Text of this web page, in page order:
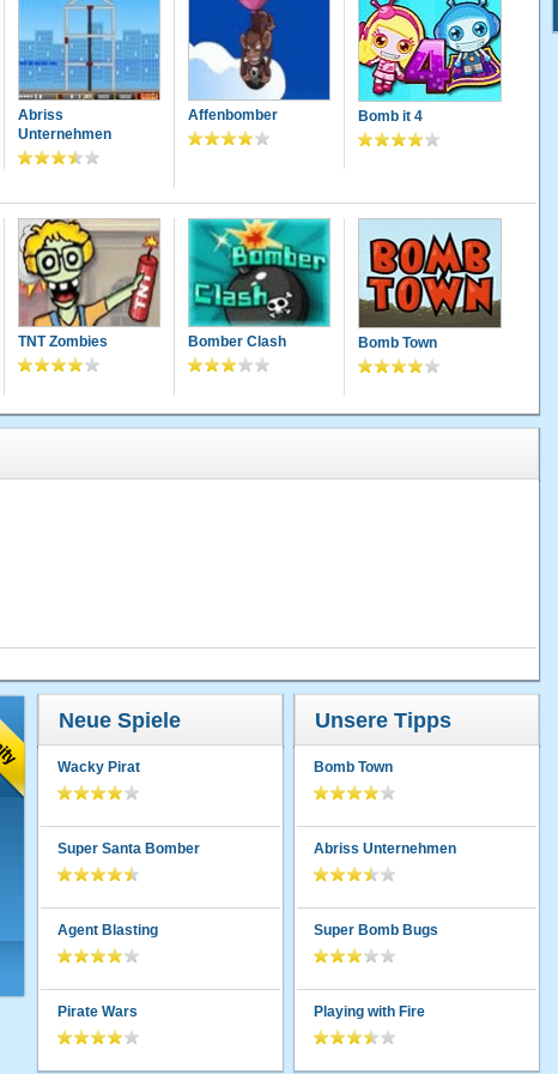
Abriss
Unternehmen
Affenbomber Bomb it 4
TNT Zombies Bomber Clash Bomb Town
Neue Spiele
Wacky Pirat
Super Santa Bomber
Agent Blasting
Pirate Wars
Unsere Tipps
Bomb Town
Abriss Unternehmen
Super Bomb Bugs
Playing with Fire